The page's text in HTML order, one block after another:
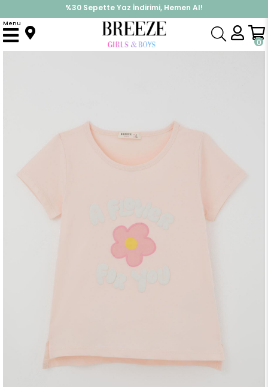
%30 Sepette Yaz İndirimi, Hemen Al!
İndirimlere ek %10 İndirimi Kap, Hemen Üye Ol!
0
Menu
Anasayfa Üst Giyim Tişört